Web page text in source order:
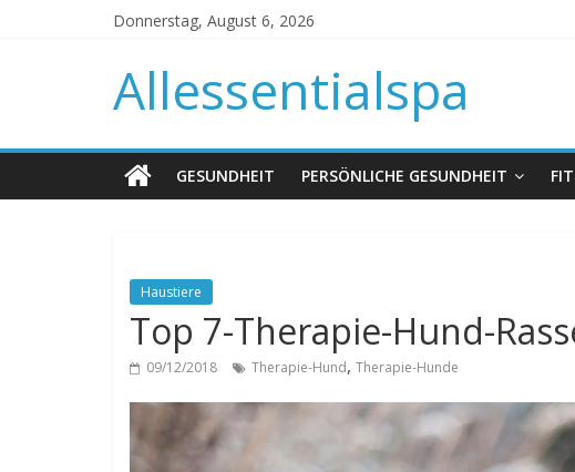
Donnerstag, August 6, 2026
Allessentialspa
GESUNDHEIT PERSÖNLICHE GESUNDHEIT
Haustiere
Top 7-Therapie-Hund-
09/12/2018 Therapie-Hund, Therapie-Hunde